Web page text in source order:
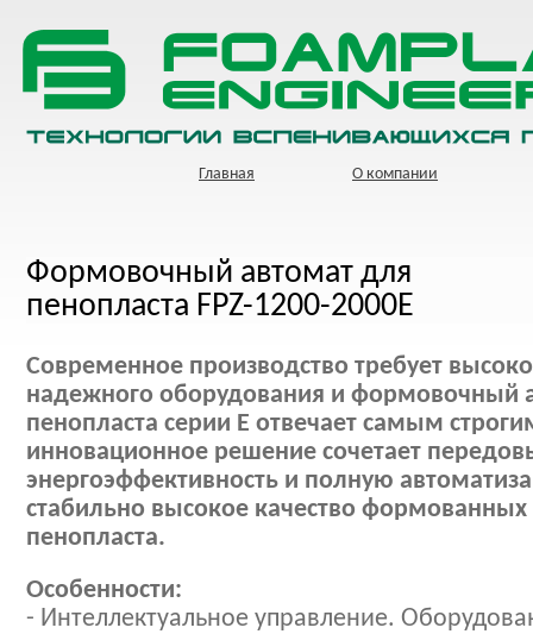
Главная О компании
Формовочный автомат для
пенопласта FPZ-1200-2000Е
Современное производство требует
надежного оборудования и формовочный
пенопласта серии E отвечает самым
инновационное решение сочетает
энергоэффективность и полную
стабильно высокое качество формованных
пенопласта.
Особенности:
- Интеллектуальное управление.